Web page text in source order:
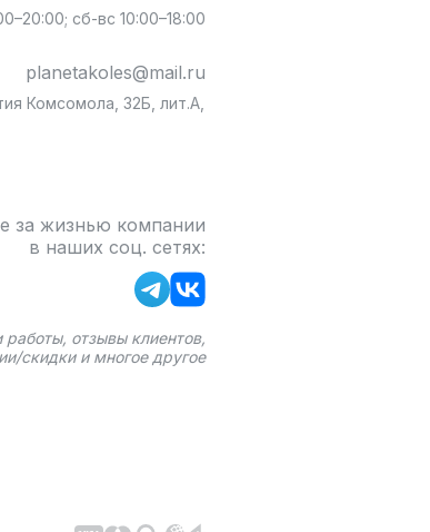
сб-вс 10:00–18:00
planetakoles@mail.ru
Комсомола, 32Б, лит.А,
за жизнью компании
в наших соц. сетях:
отзывы клиентов,
скидки и многое другое